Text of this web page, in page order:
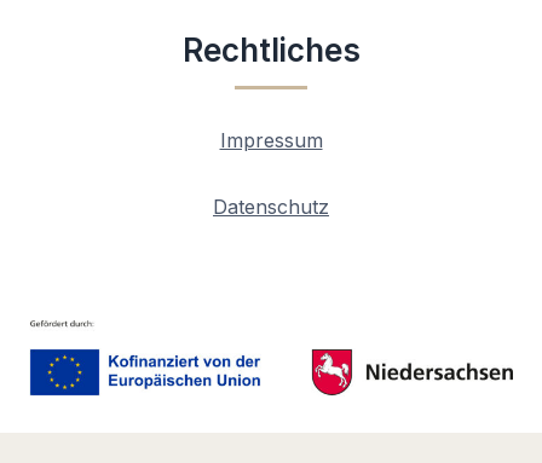
Rechtliches
Impressum
Datenschutz